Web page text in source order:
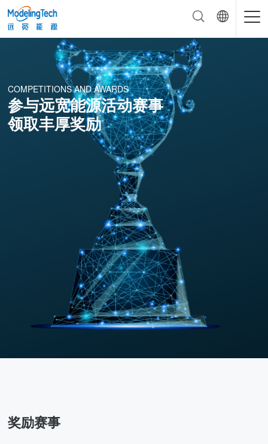
COMPETITIONS AND AWARDS
参与远宽能源活动赛事
领取丰厚奖励
奖励赛事